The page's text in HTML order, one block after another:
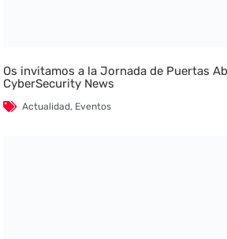
Os invitamos a la Jornada de Puertas
CyberSecurity News
Actualidad, Eventos